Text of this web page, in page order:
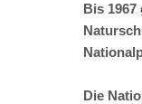
Bis 1967
Die